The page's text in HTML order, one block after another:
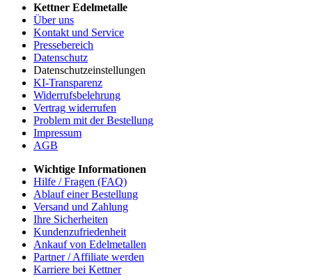
Kettner Edelmetalle
Über uns
Kontakt und Service
Pressebereich
Datenschutz
Datenschutzeinstellungen
KI-Transparenz
Widerrufsbelehrung
Vertrag widerrufen
Problem mit der Bestellung
Impressum
AGB
Wichtige Informationen
Hilfe / Fragen (FAQ)
Ablauf einer Bestellung
Versand und Zahlung
Ihre Sicherheiten
Kundenzufriedenheit
Ankauf von Edelmetallen
Partner / Affiliate werden
Karriere bei Kettner